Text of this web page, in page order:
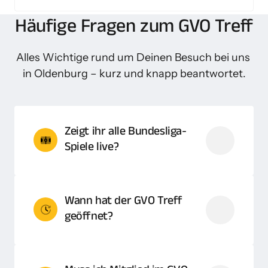
Häufige Fragen zum GVO Treff
Alles Wichtige rund um Deinen Besuch bei uns
in Oldenburg – kurz und knapp beantwortet.
Zeigt ihr alle Bundesliga-
Spiele live?
sowie die der öffentlich-rechtlichen
Sender: Bundesliga, 2. Bundesliga,
Länderspiele. Mittwochs ist eigentlich
Wann hat der GVO Treff
geöffnet?